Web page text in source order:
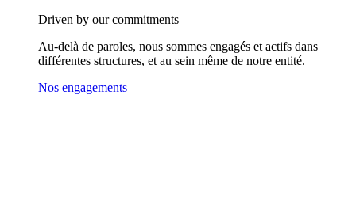
Driven by our commitments
Au-delà de paroles, nous sommes engagés et actifs dans
différentes structures, et au sein même de notre entité.
Nos engagements